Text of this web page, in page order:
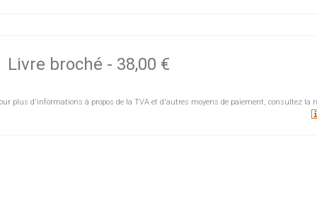
photographie, album pour enfants) et ils apprécieront leur
ont dirigé l’ouvrage. Le
Le second est chargé de cours en littérature de jeunesse à
Livre broché - 38,00 €
plus d'informations à propos de la TVA et d'autres moyens de paiement, consultez la